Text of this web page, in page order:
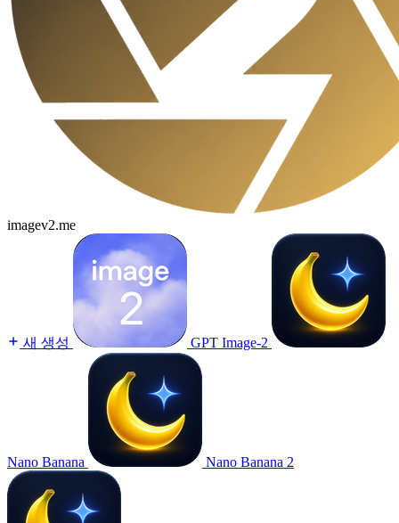
imagev2.me
새 생성 GPT Image-2
Nano Banana Nano Banana 2